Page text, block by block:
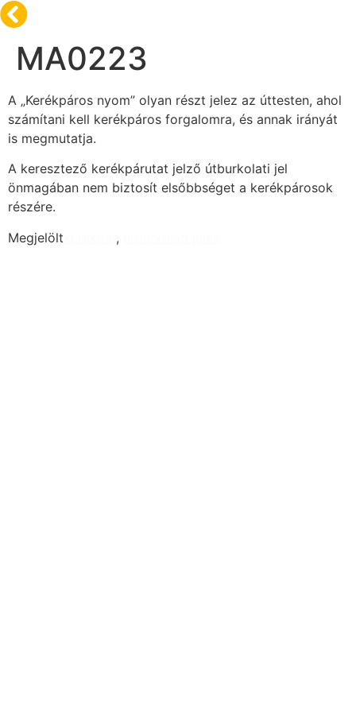
MA0223
A „Kerékpáros nyom” olyan részt jelez az úttesten, ahol
számítani kell kerékpáros forgalomra, és annak irányát
is megmutatja.
A keresztező kerékpárutat jelző útburkolati jel
önmagában nem biztosít elsőbbséget a kerékpárosok
részére.
Megjelölt
,